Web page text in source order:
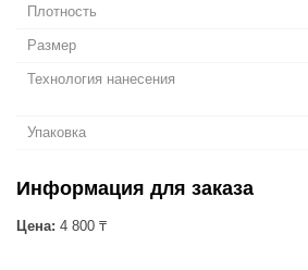
Плотность
Размер
Технология нанесения
Упаковка
Информация для заказа
Цена: 4 800 ₸